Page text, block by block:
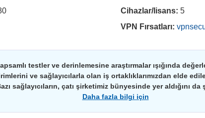
Cihazlar/lisans: 5
VPN Fırsatları:
testler ve derinlemesine araştırmalar ışığında
ve sağlayıcılarla olan iş ortaklıklarımızdan elde
sağlayıcıların, çatı şirketimiz bünyesinde yer aldığını
Daha fazla bilgi için